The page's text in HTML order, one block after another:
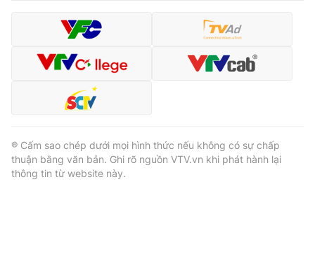
® Cấm sao chép dưới mọi hình thức nếu không có sự chấp
thuận bằng văn bản. Ghi rõ nguồn VTV.vn khi phát hành lại
thông tin từ website này.